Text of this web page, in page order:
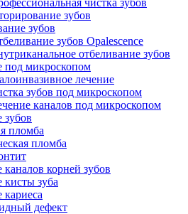
чистка зубов
зубов
зубов
зубов Opalescence
отбеливание зубов
под микроскопом
лечение
зубов под микроскопом
каналов под микроскопом
зубов
пломба
пломба
каналов корней зубов
кисты зуба
кариеса
дефект